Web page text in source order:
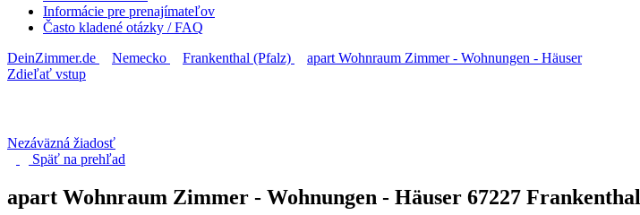
Informácie pre prenajímateľov
Často kladené otázky / FAQ
DeinZimmer.de
Nemecko Frankenthal (Pfalz)
apart Wohnraum Zimmer - Wohnungen - Häuser
Zdieľať vstup
Nezáväzná žiadosť
Späť na prehľad
apart Wohnraum Zimmer - Wohnungen - Häuser 67227 Frankenthal